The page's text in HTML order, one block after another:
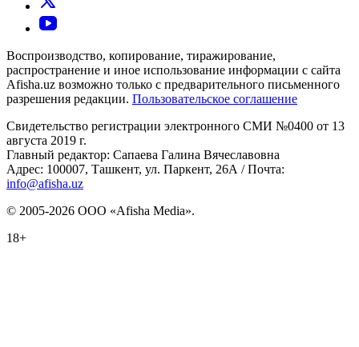
Воспроизводство, копирование, тиражирование,
распространение и иное использование информации с сайта
Afisha.uz возможно только с предварительного письменного
разрешения редакции. Пользовательское соглашение
Свидетельство регистрации электронного СМИ №0400 от 13
августа 2019 г.
Главный редактор: Сапаева Галина Вячеславовна
Адрес: 100007, Ташкент, ул. Паркент, 26А / Почта:
info@afisha.uz
© 2005-2026 ООО «Afisha Media».
18+